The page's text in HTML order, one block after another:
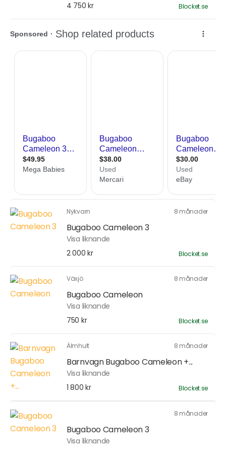
4 750 kr
Blocket.se
Nykvarn 8 månader
Bugaboo Cameleon 3
Visa liknande
2 000 kr
Blocket.se
Växjö 8 månader
Bugaboo Cameleon
Visa liknande
750 kr
Blocket.se
Älmhult 8 månader
Barnvagn Bugaboo Cameleon +...
Visa liknande
1 800 kr
Blocket.se
8 månader
Bugaboo Cameleon 3
Visa liknande